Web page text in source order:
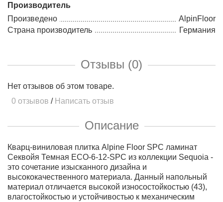
Производитель
Произведено
AlpinFloor
Страна производитель
Германия
Отзывы (0)
Нет отзывов об этом товаре.
0 отзывов / Написать отзыв
Описание
Кварц-виниловая плитка Alpine Floor SPC ламинат
Секвойя Темная ЕСО-6-12-SPC из коллекции Sequoia -
это сочетание изысканного дизайна и
высококачественного материала. Данный напольный
материал отличается высокой износостойкостью (43),
влагостойкостью и устойчивостью к механическим